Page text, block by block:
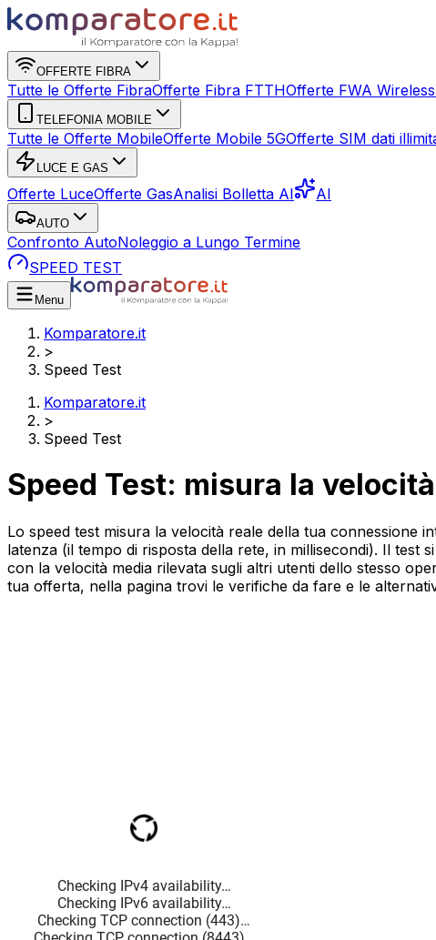
OFFERTE FIBRA
Tutte le Offerte FibraOfferte Fibra FTTHOfferte FWA Wireless
TELEFONIA MOBILE
Tutte le Offerte MobileOfferte Mobile 5GOfferte SIM dati
LUCE E GAS
Offerte LuceOfferte GasAnalisi Bolletta AI AI
AUTO
Confronto AutoNoleggio a Lungo Termine
SPEED TEST
Menu
Komparatore.it
>
Speed Test
Komparatore.it
>
Speed Test
Speed Test: misura la
Lo speed test misura la velocità reale della tua connessione
latenza (il tempo di risposta della rete, in millisecondi). Il
con la velocità media rilevata sugli altri utenti dello stesso
tua offerta, nella pagina trovi le verifiche da fare e le